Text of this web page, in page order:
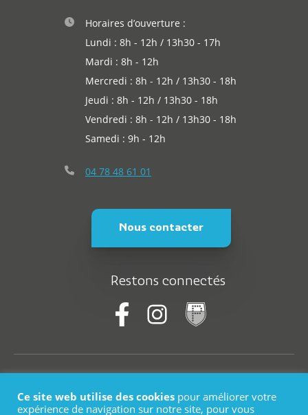
Horaires d’ouverture :
Lundi : 8h - 12h / 13h30 - 17h
Mardi : 8h - 12h
Mercredi : 8h - 12h / 13h30 - 18h
Jeudi : 8h - 12h / 13h30 - 18h
Vendredi : 8h - 12h / 13h30 - 18h
Samedi : 9h - 12h
04 78 48 61 01
Nous contacter
Restons connectés
Plan du site
Agenda
Actualités
Ce site web utilise des cookies pour améliorer votre
expérience de navigation sur notre site, pour vous